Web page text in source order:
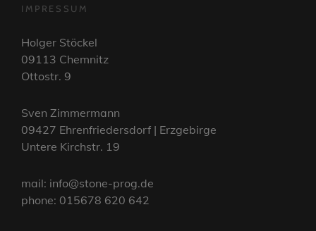
IMPRESSUM
Holger Stöckel
09113 Chemnitz
Ottostr. 9
Sven Zimmermann
09427 Ehrenfriedersdorf | Erzgebirge
Untere Kirchstr. 19
mail: info@stone-prog.de
phone: 015678 620 642